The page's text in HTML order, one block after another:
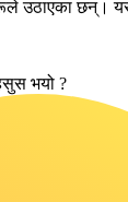
उठाएका छन्।
भयो ?